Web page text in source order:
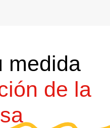
medida
de la